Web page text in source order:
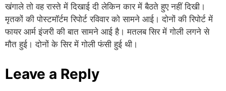
खंगाले तो वह रास्ते में दिखाई दी लेकिन कार में बैठते हुए नहीं दिखी।
मृतकों की पोस्टमॉर्टम रिपोर्ट रविवार को सामने आई। दोनों की रिपोर्ट में
फायर आर्म इंजरी की बात सामने आई है। मतलब सिर में गोली लगने से
मौत हुई। दोनों के सिर में गोली फंसी हुई थी।
Leave a Reply